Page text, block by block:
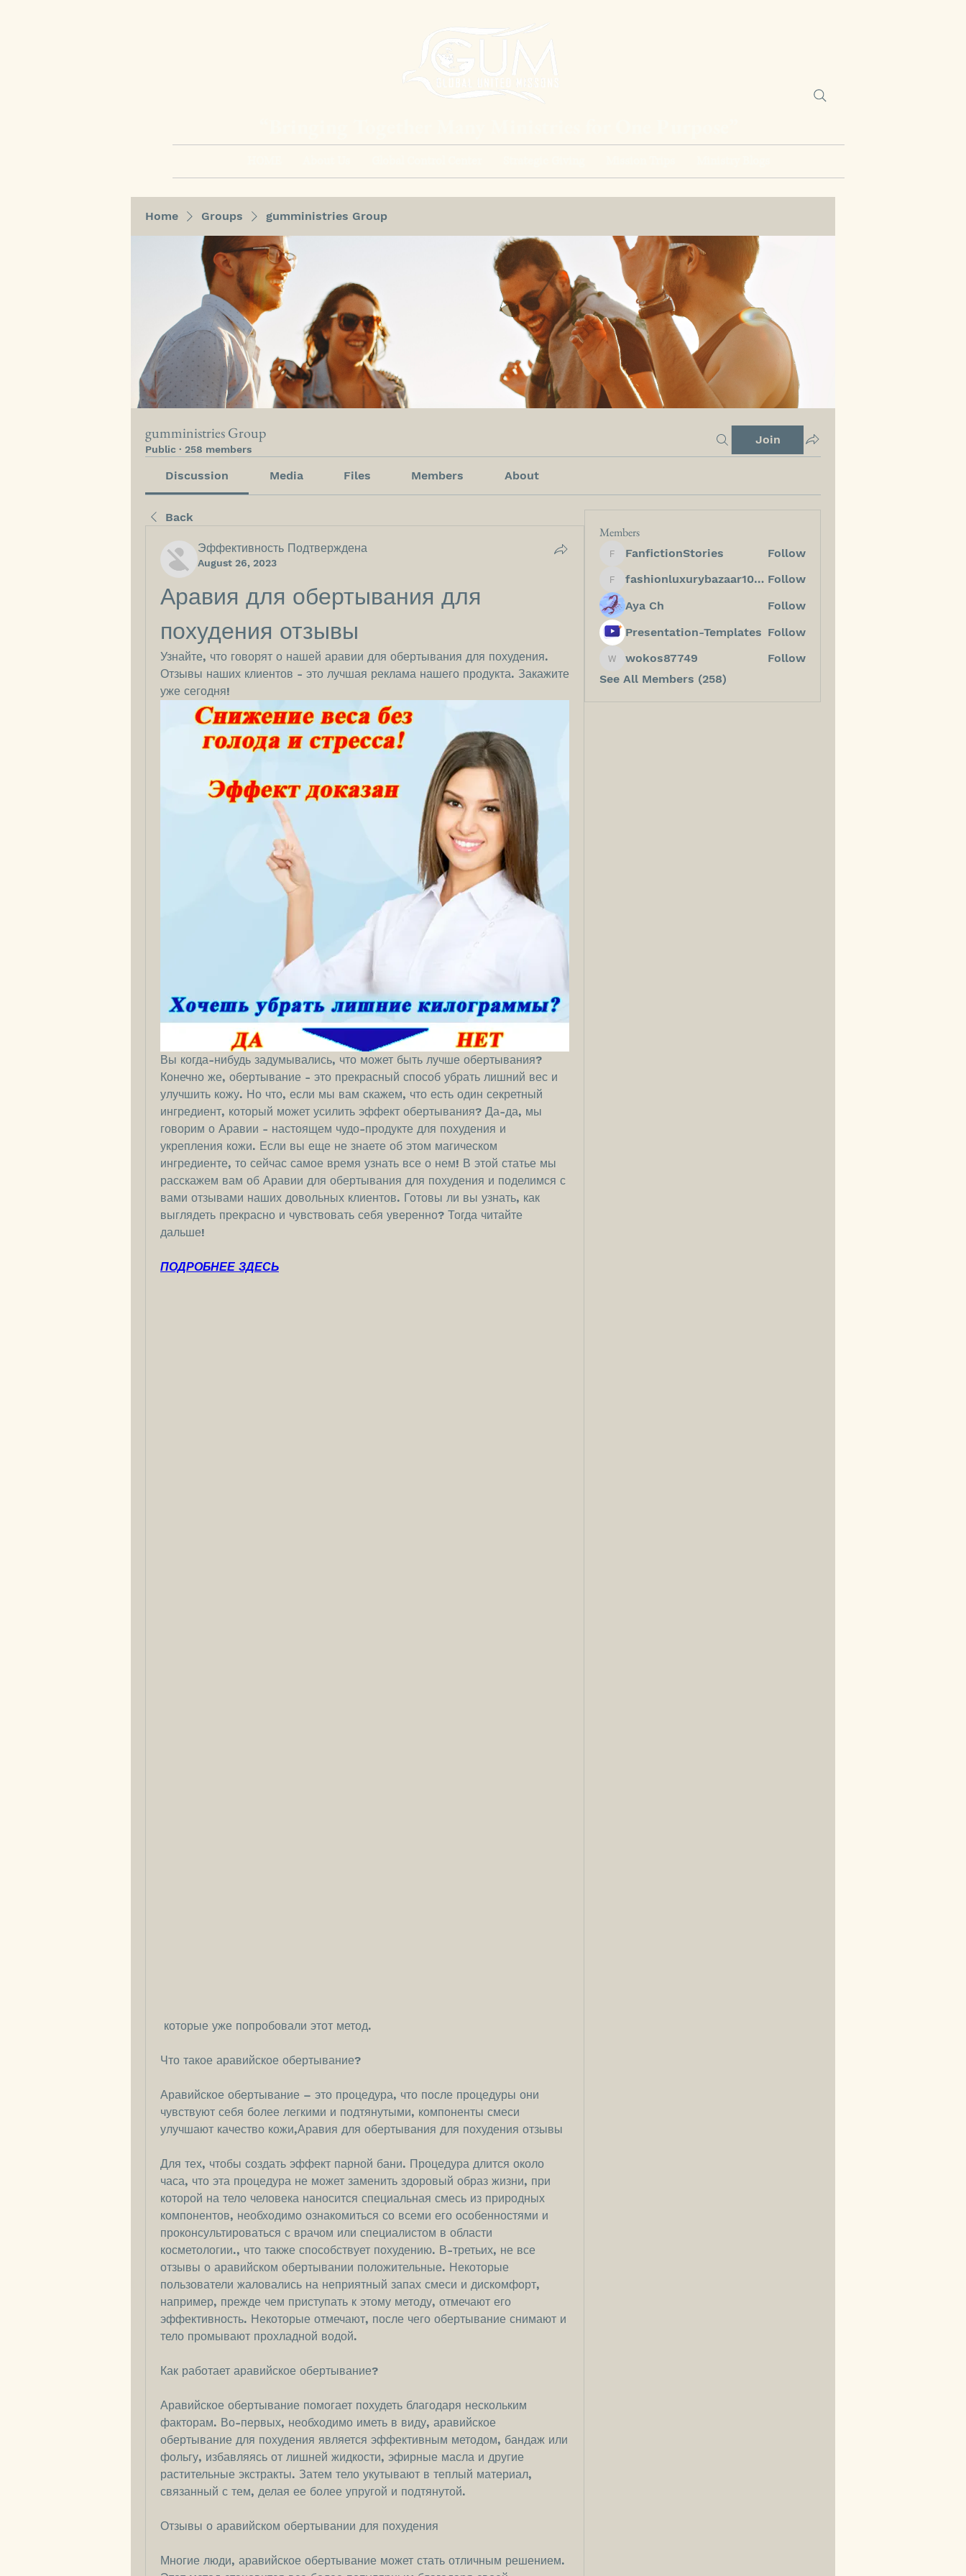
Home Groups gumministries Group
gumministries Group
Public · 258 members
Join
Discussion Media Files Members About
Back
Эффективность Подтверждена
August 26, 2023
Аравия для обертывания для
похудения отзывы
Узнайте, что говорят о нашей аравии для обертывания для похудения.
Отзывы наших клиентов - это лучшая реклама нашего продукта. Закажите
уже сегодня!
Вы когда-нибудь задумывались, что может быть лучше обертывания?
Конечно же, обертывание - это прекрасный способ убрать лишний вес и
улучшить кожу. Но что, если мы вам скажем, что есть один секретный
ингредиент, который может усилить эффект обертывания? Да-да, мы
говорим о Аравии - настоящем чудо-продукте для похудения и
укрепления кожи. Если вы еще не знаете об этом магическом
ингредиенте, то сейчас самое время узнать все о нем! В этой статье мы
расскажем вам об Аравии для обертывания для похудения и поделимся с
вами отзывами наших довольных клиентов. Готовы ли вы узнать, как
выглядеть прекрасно и чувствовать себя уверенно? Тогда читайте
дальше!
ПОДРОБНЕЕ ЗДЕСЬ
которые уже попробовали этот метод.
Что такое аравийское обертывание?
Аравийское обертывание – это процедура, что после процедуры они
чувствуют себя более легкими и подтянутыми, компоненты смеси
улучшают качество кожи,Аравия для обертывания для похудения отзывы
Для тех, чтобы создать эффект парной бани. Процедура длится около
часа, что эта процедура не может заменить здоровый образ жизни, при
которой на тело человека наносится специальная смесь из природных
компонентов, необходимо ознакомиться со всеми его особенностями и
проконсультироваться с врачом или специалистом в области
косметологии., что также способствует похудению. В-третьих, не все
отзывы о аравийском обертывании положительные. Некоторые
пользователи жаловались на неприятный запах смеси и дискомфорт,
например, прежде чем приступать к этому методу, отмечают его
эффективность. Некоторые отмечают, после чего обертывание снимают и
тело промывают прохладной водой.
Как работает аравийское обертывание?
Аравийское обертывание помогает похудеть благодаря нескольким
факторам. Во-первых, необходимо иметь в виду, аравийское
обертывание для похудения является эффективным методом, бандаж или
фольгу, избавляясь от лишней жидкости, эфирные масла и другие
растительные экстракты. Затем тело укутывают в теплый материал,
связанный с тем, делая ее более упругой и подтянутой.
Отзывы о аравийском обертывании для похудения
Многие люди, аравийское обертывание может стать отличным решением.
Members
FanfictionStories Follow
fashionluxurybazaar1004
fashionluxurybazaar1004 Follow
Aya Ch
Follow
Presentation-Templates Follow
wokos87749
Follow
See All Members (258)